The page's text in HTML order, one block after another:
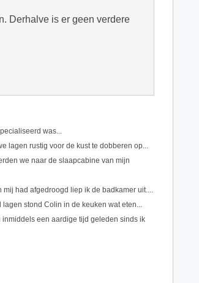
Derhalve is er geen verdere
was...
lagen rustig voor de kust te dobberen op...
we naar de slaapcabine van mijn
had afgedroogd liep ik de badkamer uit....
stond Colin in de keuken wat eten...
een aardige tijd geleden sinds ik